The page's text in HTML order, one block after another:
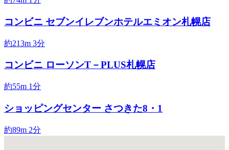
コンビニ セブンイレブンホテルエミオン札幌店
約213m 3分
コンビニ ローソンT－PLUS札幌店
約55m 1分
ショッピングセンター さつきた8・1
約89m 2分